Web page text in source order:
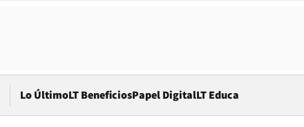
Lo ÚltimoLT BeneficiosPapel DigitalOpens in new window
LT Educa